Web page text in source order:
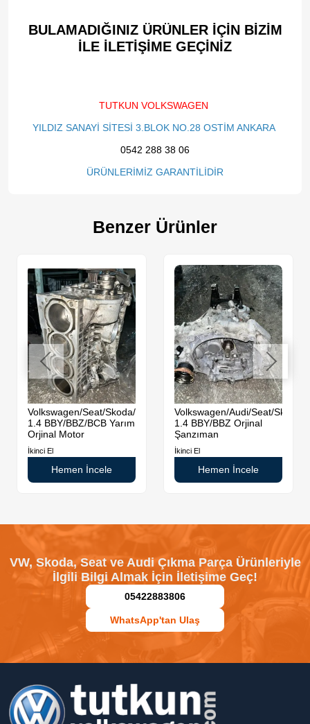
BULAMADIĞINIZ ÜRÜNLER İÇİN BİZİM
İLE İLETİŞİME GEÇİNİZ​
TUTKUN VOLKSWAGEN
YILDIZ SANAYİ SİTESİ 3.BLOK NO.28 OSTİM ANKARA
0542 288 38 06
ÜRÜNLERİMİZ GARANTİLİDİR
Benzer Ürünler
Volkswagen/Seat/Skoda/Audi
1.4 BBY/BBZ/BCB Yarım
Orjinal Motor
İkinci El
Hemen İncele
Volkswagen/Audi/Seat/Skoda
1.4 BBY/BBZ Orjinal
Şanzıman
İkinci El
Hemen İncele
VW, Skoda, Seat ve Audi Çıkma Parça Ürünleriyle
İlgili Bilgi Almak İçin İletişime Geç!
05422883806
WhatsApp'tan Ulaş